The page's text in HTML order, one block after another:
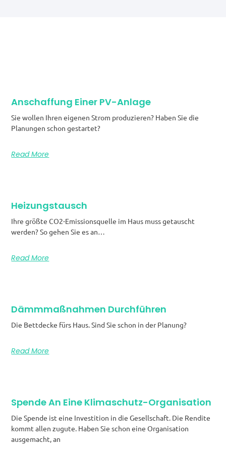
Anschaffung Einer PV-Anlage
Sie wollen Ihren eigenen Strom produzieren? Haben Sie die
Planungen schon gestartet?
Read More
Heizungstausch
Ihre größte CO2-Emissionsquelle im Haus muss getauscht
werden? So gehen Sie es an…
Read More
Dämmmaßnahmen Durchführen
Die Bettdecke fürs Haus. Sind Sie schon in der Planung?
Read More
Spende An Eine Klimaschutz-Organisation
Die Spende ist eine Investition in die Gesellschaft. Die Rendite
kommt allen zugute. Haben Sie schon eine Organisation
ausgemacht, an